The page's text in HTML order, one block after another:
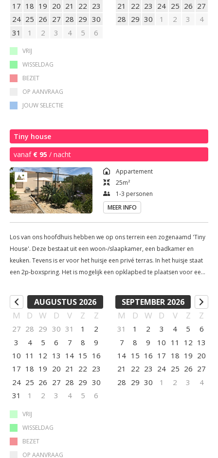
17 18 19 20 21 22 23
24 25 26 27 28 29 30
31
1 2 3 4 5 6
21
22 23 24 25 26 27
28 29 30 1 2 3 4
VRIJ
WISSELDAG
BEZET
OP AANVRAAG
JOUW SELECTIE
Tiny house
vanaf € 95 / nacht
Appartement
25m²
1-3 personen
MEER INFO
Los van ons hoofdhuis hebben we op ons terrein een zogenaamd 'Tiny
House'. Deze bestaat uit een woon-/slaapkamer, een badkamer en
keuken. Tevens is er voor het huisje een privé terras. In het huisje staat
een 2p-boxspring. Het is mogelijk een opklapbed te plaatsen voor een
koelkast, kleine electrische kookplaat, magnetron, waterkoker en
espressoapparaat. Verder is er natuurlijk bestek, servies en pannen. De
kamerprijs is inclusief een uitgebreid ontbijt.
AUGUSTUS 2026
M D W D V Z Z
27 28 29 30 31 1
2
3
4 5 6 7 8
9
10 11 12 13 14 15 16
17 18 19 20 21 22 23
24 25 26 27 28 29 30
31
1 2 3 4 5 6
SEPTEMBER 2026
M D W D V Z Z
31 1 2 3 4 5
6
7
8 9 10 11 12 13
14 15 16 17 18 19 20
21
22 23 24 25 26 27
28 29 30 1 2 3 4
VRIJ
WISSELDAG
BEZET
OP AANVRAAG